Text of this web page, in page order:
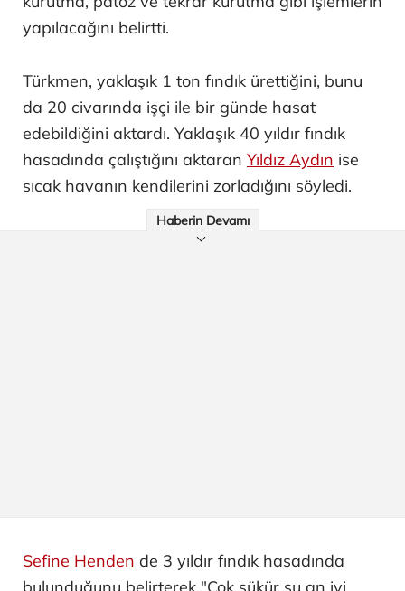
yapılacağını belirtti.
Türkmen, yaklaşık 1 ton fındık ürettiğini, bunu
da 20 civarında işçi ile bir günde hasat
edebildiğini aktardı. Yaklaşık 40 yıldır fındık
hasadında çalıştığını aktaran Yıldız Aydın ise
sıcak havanın kendilerini zorladığını söyledi.
Haberin Devamı
Sefine Henden de 3 yıldır fındık hasadında